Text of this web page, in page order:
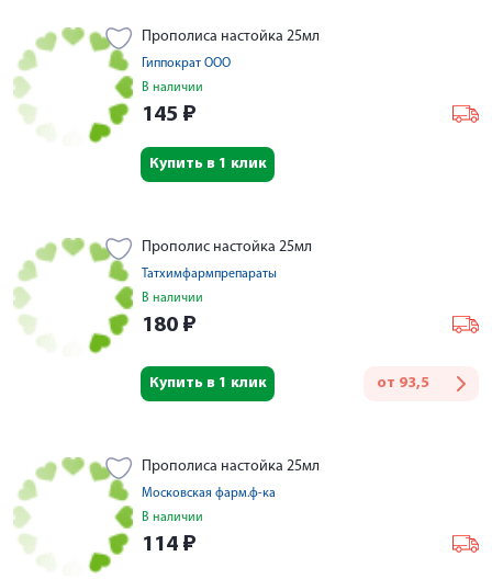
Прополиса настойка 25мл
Гиппократ ООО
В наличии
145 ₽
Купить в 1 клик
Прополис настойка 25мл
Татхимфармпрепараты
В наличии
180 ₽
от 93,5
Купить в 1 клик
Прополиса настойка 25мл
Московская фарм.ф-ка
В наличии
114 ₽